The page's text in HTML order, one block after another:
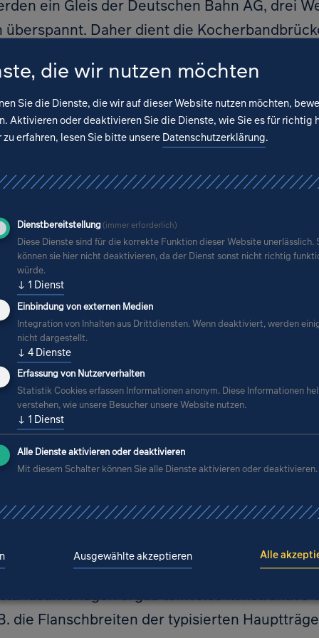
ein Gleis der Deutschen Bahn AG, drei
überspannt. Daher dient die
für verschiedene Werksleitungen und -
für neue Kabeltrassierungen auf der
die neuen Kabeltrassen mitsamt den
der vergangenen Jahre die
Daher hat sich ZPR dafür entschieden, eine
Überbauten und Stützen der
der Kocherbandbrücke wurden neben der
zeichnerische Bestandsunterlagen aus dem
Sichtung dieser Dokumente stellte sich
Übersichtskatalog der Typensegmentreihe
des VEB Typenprojektierung bei der
verwendet wurde. Der Übersichtskatalog
in der DDR beim Bundesinstitut für Bau-,
werden. Im Übersichtskatalog wurden
für die typisierten Hauptträger, Laufstege,
das Institut für Stahlbau und
Bauarchiv von ZPR abgelegt waren. Die
der typisierten Zeichnungen, der
ergab teilweise konstruktive
die Flanschbreiten der typisierten
die wir nutzen möchten
Sie die Dienste, die wir auf dieser Website nutzen möchten,
Aktivieren oder deaktivieren Sie die Dienste, wie Sie es für richtig
zu erfahren, lesen Sie bitte unsere Datenschutzerklärung.
Dienstbereitstellung(immer erforderlich)
Diese Dienste sind für die korrekte Funktion dieser Website unerlässlich.
können sie hier nicht deaktivieren, da der Dienst sonst nicht richtig
würde.
↓ 1 Dienst
Einbindung von externen Medien
Integration von Inhalten aus Drittdiensten. Wenn deaktiviert, werden
nicht dargestellt.
↓ 4 Dienste
Erfassung von Nutzerverhalten
Statistik Cookies erfassen Informationen anonym. Diese Informationen
verstehen, wie unsere Besucher unsere Website nutzen.
↓ 1 Dienst
Alle Dienste aktivieren oder deaktivieren
Mit diesem Schalter können Sie alle Dienste aktivieren oder deaktivieren.
Ausgewählte akzeptieren Alle